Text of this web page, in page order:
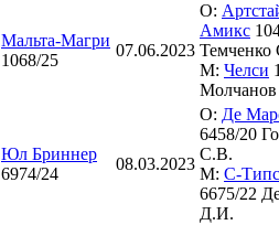
Мальта-Магри
1068/25
07.06.2023
О:
Амикс
М: Челси
Юл Бриннер
6974/24
08.03.2023
О: Де
6458/20
С.В.
М: С-
6675/22
Д.И.